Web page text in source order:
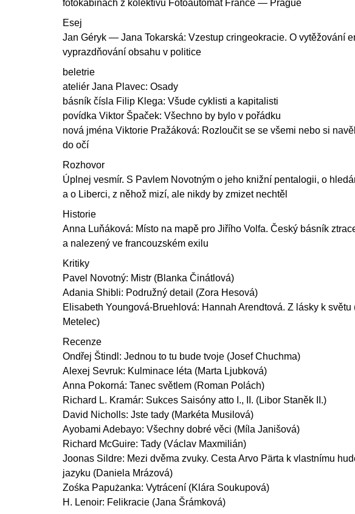
fotokabinách z kolektivu Fotoautomat France — Prague
Esej
Jan Géryk — Jana Tokarská: Vzestup cringeokracie. O vytěžování
vyprazdňování obsahu v politice
beletrie
ateliér Jana Plavec: Osady
básník čísla Filip Klega: Všude cyklisti a kapitalisti
povídka Viktor Špaček: Všechno by bylo v pořádku
nová jména Viktorie Pražáková: Rozloučit se se všemi nebo si
do očí
Rozhovor
Úplnej vesmír. S Pavlem Novotným o jeho knižní pentalogii, o
a o Liberci, z něhož mizí, ale nikdy by zmizet nechtěl
Historie
Anna Luňáková: Místo na mapě pro Jiřího Volfa. Český básník
a nalezený ve francouzském exilu
Kritiky
Pavel Novotný: Mistr (Blanka Činátlová)
Adania Shibli: Podružný detail (Zora Hesová)
Elisabeth Youngová-Bruehlová: Hannah Arendtová. Z lásky k světu
Metelec)
Recenze
Ondřej Štindl: Jednou to tu bude tvoje (Josef Chuchma)
Alexej Sevruk: Kulminace léta (Marta Ljubková)
Anna Pokorná: Tanec světlem (Roman Polách)
Richard L. Kramár: Sukces Saisóny atto I., II. (Libor Staněk II.)
David Nicholls: Jste tady (Markéta Musilová)
Ayobami Adebayo: Všechny dobré věci (Míla Janišová)
Richard McGuire: Tady (Václav Maxmilián)
Joonas Sildre: Mezi dvěma zvuky. Cesta Arvo Pärta k vlastnímu
jazyku (Daniela Mrázová)
Zośka Papużanka: Vytrácení (Klára Soukupová)
H. Lenoir: Felikracie (Jana Šrámková)